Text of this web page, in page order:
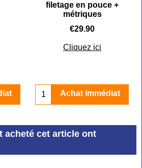
filetage en pouce +
métriques
€29.90
Cliquez ici
Achat immédiat
acheté cet article ont